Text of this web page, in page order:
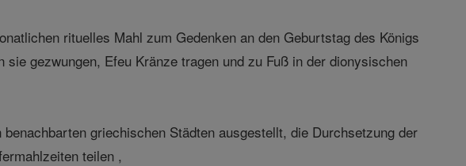
rituelles Mahl zum Gedenken an den Geburtstag des Königs
gezwungen, Efeu Kränze tragen und zu Fuß in der dionysischen
griechischen Städten ausgestellt, die Durchsetzung der
teilen ,